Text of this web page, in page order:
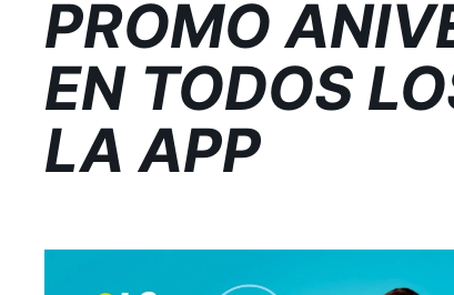
PROMO
EN TODOS
LA APP